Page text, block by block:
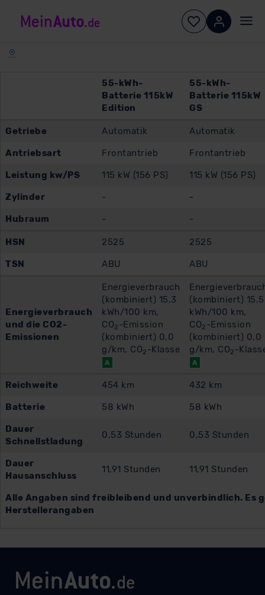
55-kWh-
Batterie 115kW
Edition
55-kWh-
Batterie 115kW
GS
Alle Angaben sind freibleibend und unverbindlich. Es
Herstellerangaben
Getriebe Automatik Automatik
Antriebsart Frontantrieb Frontantrieb
Leistung kw/PS 115 kW (156 PS) 115 kW (156 PS)
Zylinder - -
Hubraum - -
HSN 2525 2525
TSN ABU ABU
Energieverbrauch
und die CO2-
Emissionen
Energieverbrauch
(kombiniert) 15,3
kWh/100 km,
CO2 -Emission
(kombiniert) 0,0
g/km, CO2 -Klasse
A
(kombiniert) 15,5
kWh/100 km,
CO2 -Emission
(kombiniert) 0,0
g/km, CO2 -
A
Reichweite 454 km 432 km
Batterie 58 kWh 58 kWh
Dauer
Schnellstladung
0,53 Stunden 0,53 Stunden
Dauer
Hausanschluss
11,91 Stunden 11,91 Stunden